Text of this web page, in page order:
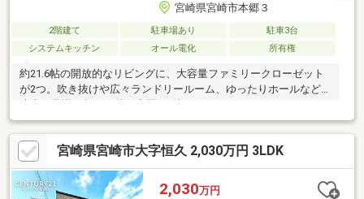
宮崎県宮崎市本郷３
2階建て 駐車場あり
駐車3台
システムキッチン
オール電化 所有権
約21.6帖の開放的なリビングに、大容量ファミリークローゼット
が2つ。吹き抜けや広々ランドリールーム、ゆったりホールなど、
建売の常識を超えた贅沢空間。“魅せるため”につくられたモデル
ハウスだからこそ、洗練された内装・照明・設備が標準装備で、
とってもお得です！デザイン性・機能性・価格を妥協したくない
方にぴったりの1邸です♪【お支払い例】お借入金額 3730万円 変
動金利0.96% 期間50年月々 78300円（ボーナス払い無し）
宮崎県宮崎市大字恒久 2,030万円 3LDK
2,030万円